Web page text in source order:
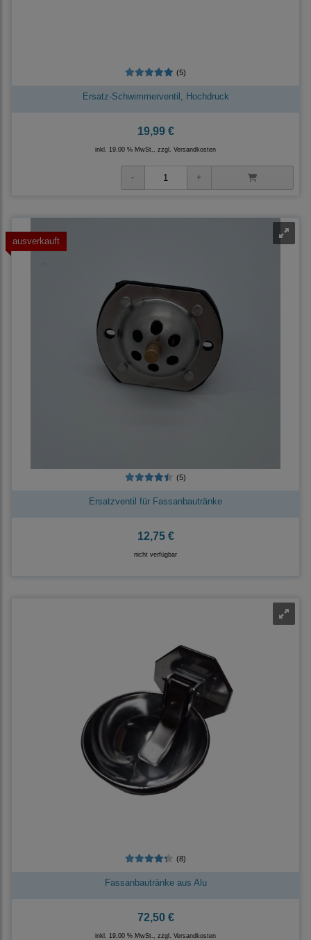
(5)
Ersatz-Schwimmerventil, Hochdruck
19,99 €
inkl. 19,00 % MwSt., zzgl. Versandkosten
ausverkauft
(5)
Ersatzventil für Fassanbautränke
12,75 €
nicht verfügbar
(8)
Fassanbautränke aus Alu
72,50 €
inkl. 19,00 % MwSt., zzgl. Versandkosten